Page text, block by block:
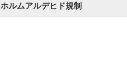
ホルムアルデヒド規制